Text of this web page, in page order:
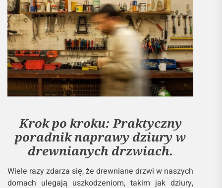
Krok po kroku: Praktyczny
poradnik naprawy dziury w
drewnianych drzwiach.
Wiele razy zdarza się, że drewniane drzwi w naszych
domach ulegają uszkodzeniom, takim jak dziury,